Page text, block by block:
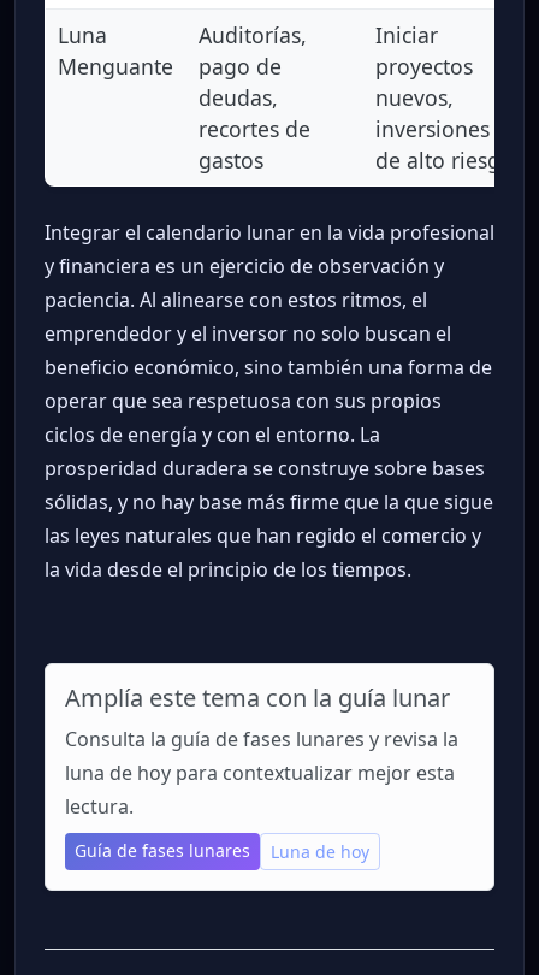
Luna
Menguante
Auditorías,
pago de
deudas,
recortes de
gastos
Iniciar
proyectos
nuevos,
inversiones
de alto riesgo
Integrar el calendario lunar en la vida profesional
y financiera es un ejercicio de observación y
paciencia. Al alinearse con estos ritmos, el
emprendedor y el inversor no solo buscan el
beneficio económico, sino también una forma de
operar que sea respetuosa con sus propios
ciclos de energía y con el entorno. La
prosperidad duradera se construye sobre bases
sólidas, y no hay base más firme que la que sigue
las leyes naturales que han regido el comercio y
la vida desde el principio de los tiempos.
Amplía este tema con la guía lunar
Consulta la guía de fases lunares y revisa la
luna de hoy para contextualizar mejor esta
lectura.
Guía de fases lunares Luna de hoy